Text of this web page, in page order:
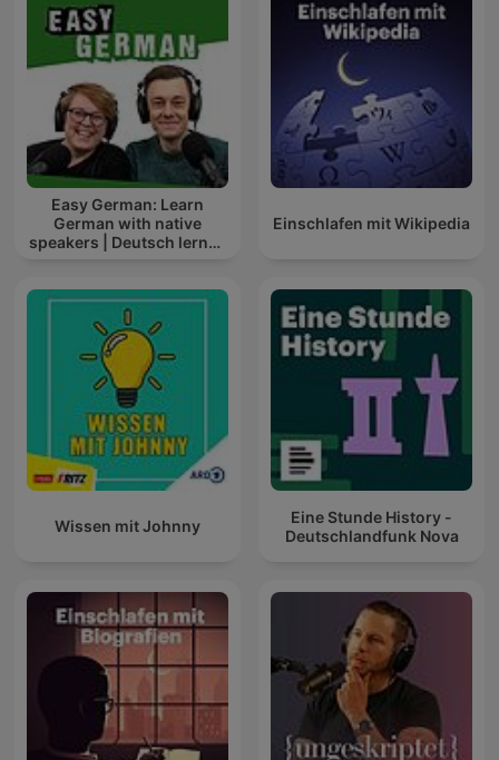
Easy German: Learn
German with native
speakers | Deutsch lernen
Einschlafen mit Wikipedia
Wissen mit Johnny
Eine Stunde History -
Deutschlandfunk Nova